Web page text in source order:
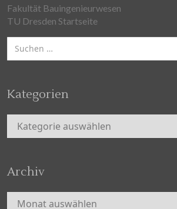
Fakultät Bauingenieurwesen
TU Dresden Startseite
Suchen
nach:
Kategorien
Kategorien
Archiv
Archiv